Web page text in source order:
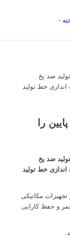
ضد یخ
خط تولید
را
ضد یخ
خط تولید
مکانیکی
و حفظ کارایی